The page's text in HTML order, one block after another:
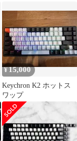
¥15,000
Keychron K2 ホットス
ワップ